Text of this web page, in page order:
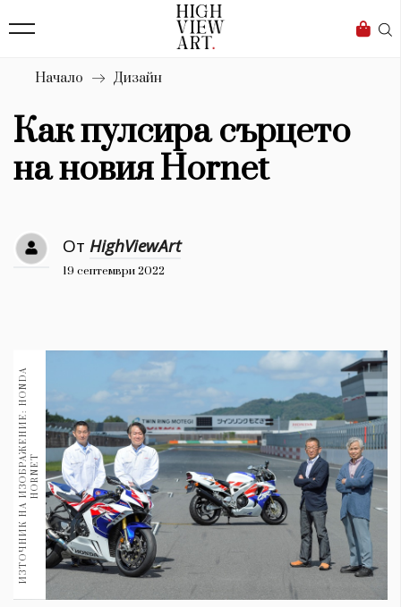
Бизнес
Мода
Dialogue
Изкуство
4340
Красота
777
Книги 1188
30+
Гурме 1710
Пътувай
237
Здраве 389
Начало Дизайн
Как пулсира сърцето
на новия Hornet
От HighViewArt
19 септември 2022
И
З
Т
О
Ч
Н
И
К
Н
А
И
З
О
Б
Р
А
Ж
Е
Н
И
Е
:
H
O
N
D
A
H
O
R
N
ET